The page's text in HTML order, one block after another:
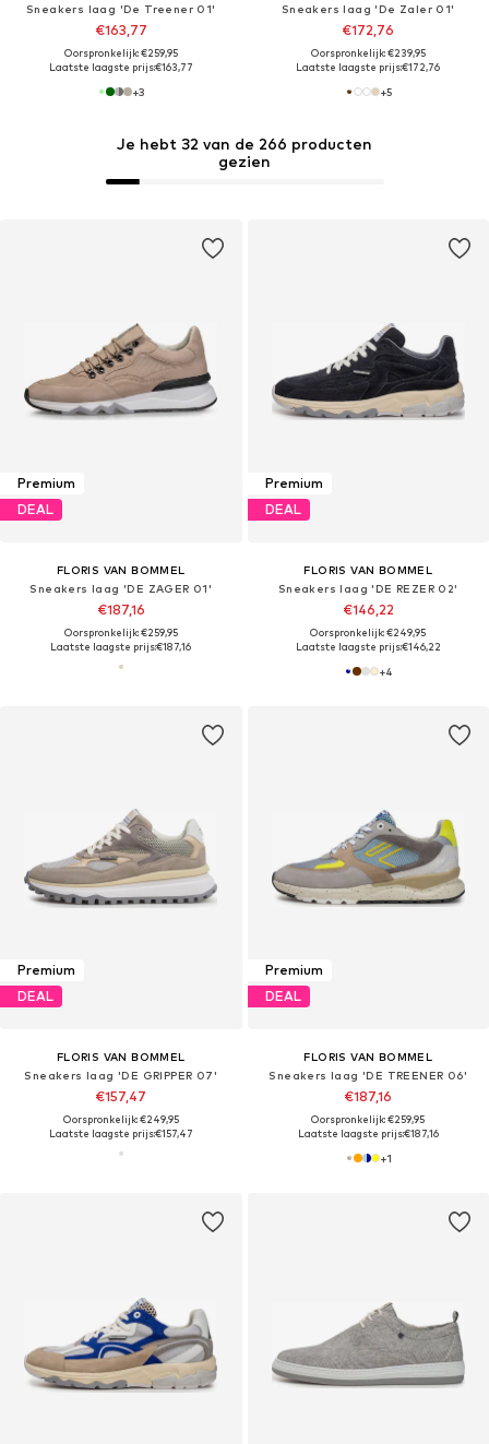
Sneakers laag 'De Treener 01'
€163,77
Oorspronkelijk: €259,95
Laatste laagste prijs:€163,77
+3
Sneakers laag 'De Zaler 01'
€172,76
Oorspronkelijk: €239,95
Laatste laagste prijs:€172,76
+5
Je hebt 32 van de 266 producten
gezien
Premium
DEAL
FLORIS VAN BOMMEL
Sneakers laag 'DE ZAGER 01'
€187,16
Oorspronkelijk: €259,95
Laatste laagste prijs:€187,16
Premium
DEAL
FLORIS VAN BOMMEL
Sneakers laag 'DE REZER 02'
€146,22
Oorspronkelijk: €249,95
Laatste laagste prijs:€146,22
+4
Premium
DEAL
FLORIS VAN BOMMEL
Sneakers laag 'DE GRIPPER 07'
€157,47
Oorspronkelijk: €249,95
Laatste laagste prijs:€157,47
Premium
DEAL
FLORIS VAN BOMMEL
Sneakers laag 'DE TREENER 06'
€187,16
Oorspronkelijk: €259,95
Laatste laagste prijs:€187,16
+1